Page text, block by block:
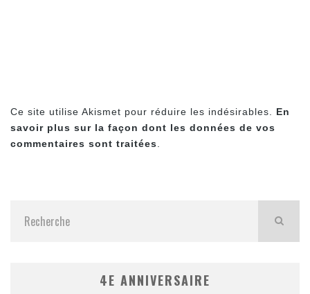
Ce site utilise Akismet pour réduire les indésirables. En
savoir plus sur la façon dont les données de vos
commentaires sont traitées
4E ANNIVERSAIRE